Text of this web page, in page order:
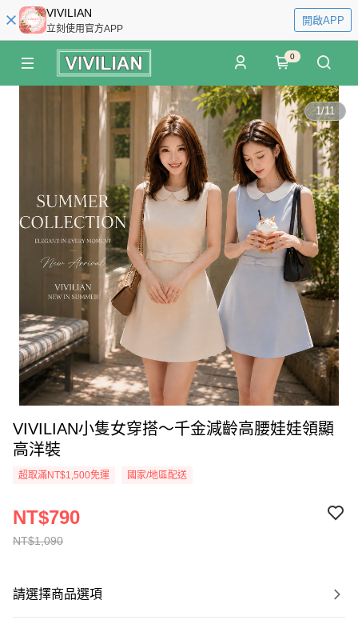
VIVILIAN
立刻使用官方APP
開啟APP
0
1/11
VIVILIAN小隻女穿搭～千金減齡高腰娃娃領顯
高洋裝
超取滿NT$1,500免運 國家/地區配送
NT$1,090
NT$790
請選擇商品選項